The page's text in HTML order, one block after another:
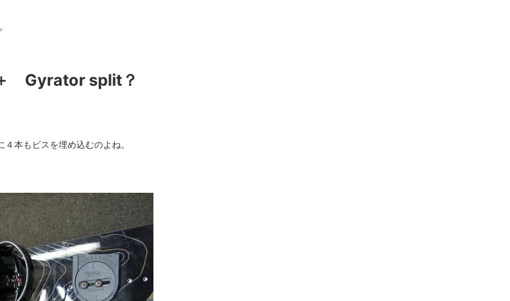
Gyrator split？
本もビスを埋め込むのよね。